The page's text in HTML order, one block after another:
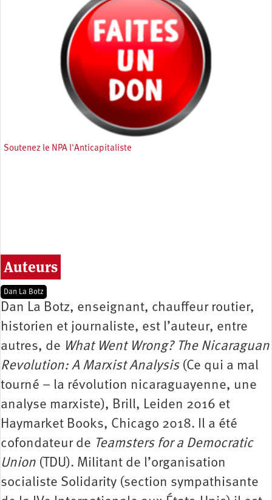
Soutenez le NPA l'Anticapitaliste
Auteurs
Dan La Botz
Dan La Botz, enseignant, chauffeur routier,
historien et journaliste, est l’auteur, entre
autres, de What Went Wrong? The Nicaraguan
Revolution: A Marxist Analysis(Ce qui a mal
tourné – la révolution nicaraguayenne, une
analyse marxiste), Brill, Leiden 2016 et
Haymarket Books, Chicago 2018. Il a été
cofondateur de Teamsters for a Democratic
Union (TDU). Militant de l’organisation
socialiste Solidarity (section sympathisante